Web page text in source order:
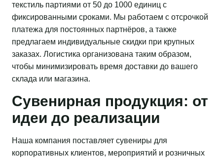
текстиль партиями от 50 до 1000 единиц с
фиксированными сроками. Мы работаем с отсрочкой
платежа для постоянных партнёров, а также
предлагаем индивидуальные скидки при крупных
заказах. Логистика организована таким образом,
чтобы минимизировать время доставки до вашего
склада или магазина.
Сувенирная продукция: от
идеи до реализации
Наша компания поставляет сувениры для
корпоративных клиентов, мероприятий и розничных